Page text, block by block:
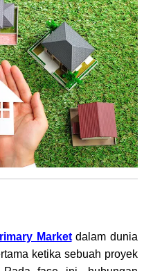
Market dalam dunia
ketika sebuah proyek